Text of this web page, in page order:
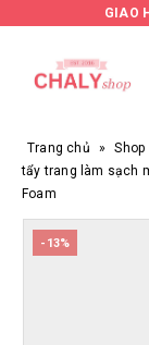
GIAO
Trang chủ » Shop
tẩy trang làm sạch
Foam
-13%